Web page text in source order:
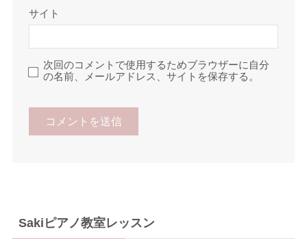
サイト
次回のコメントで使用するためブラウザーに自分
の名前、メールアドレス、サイトを保存する。
Sakiピアノ教室レッスン